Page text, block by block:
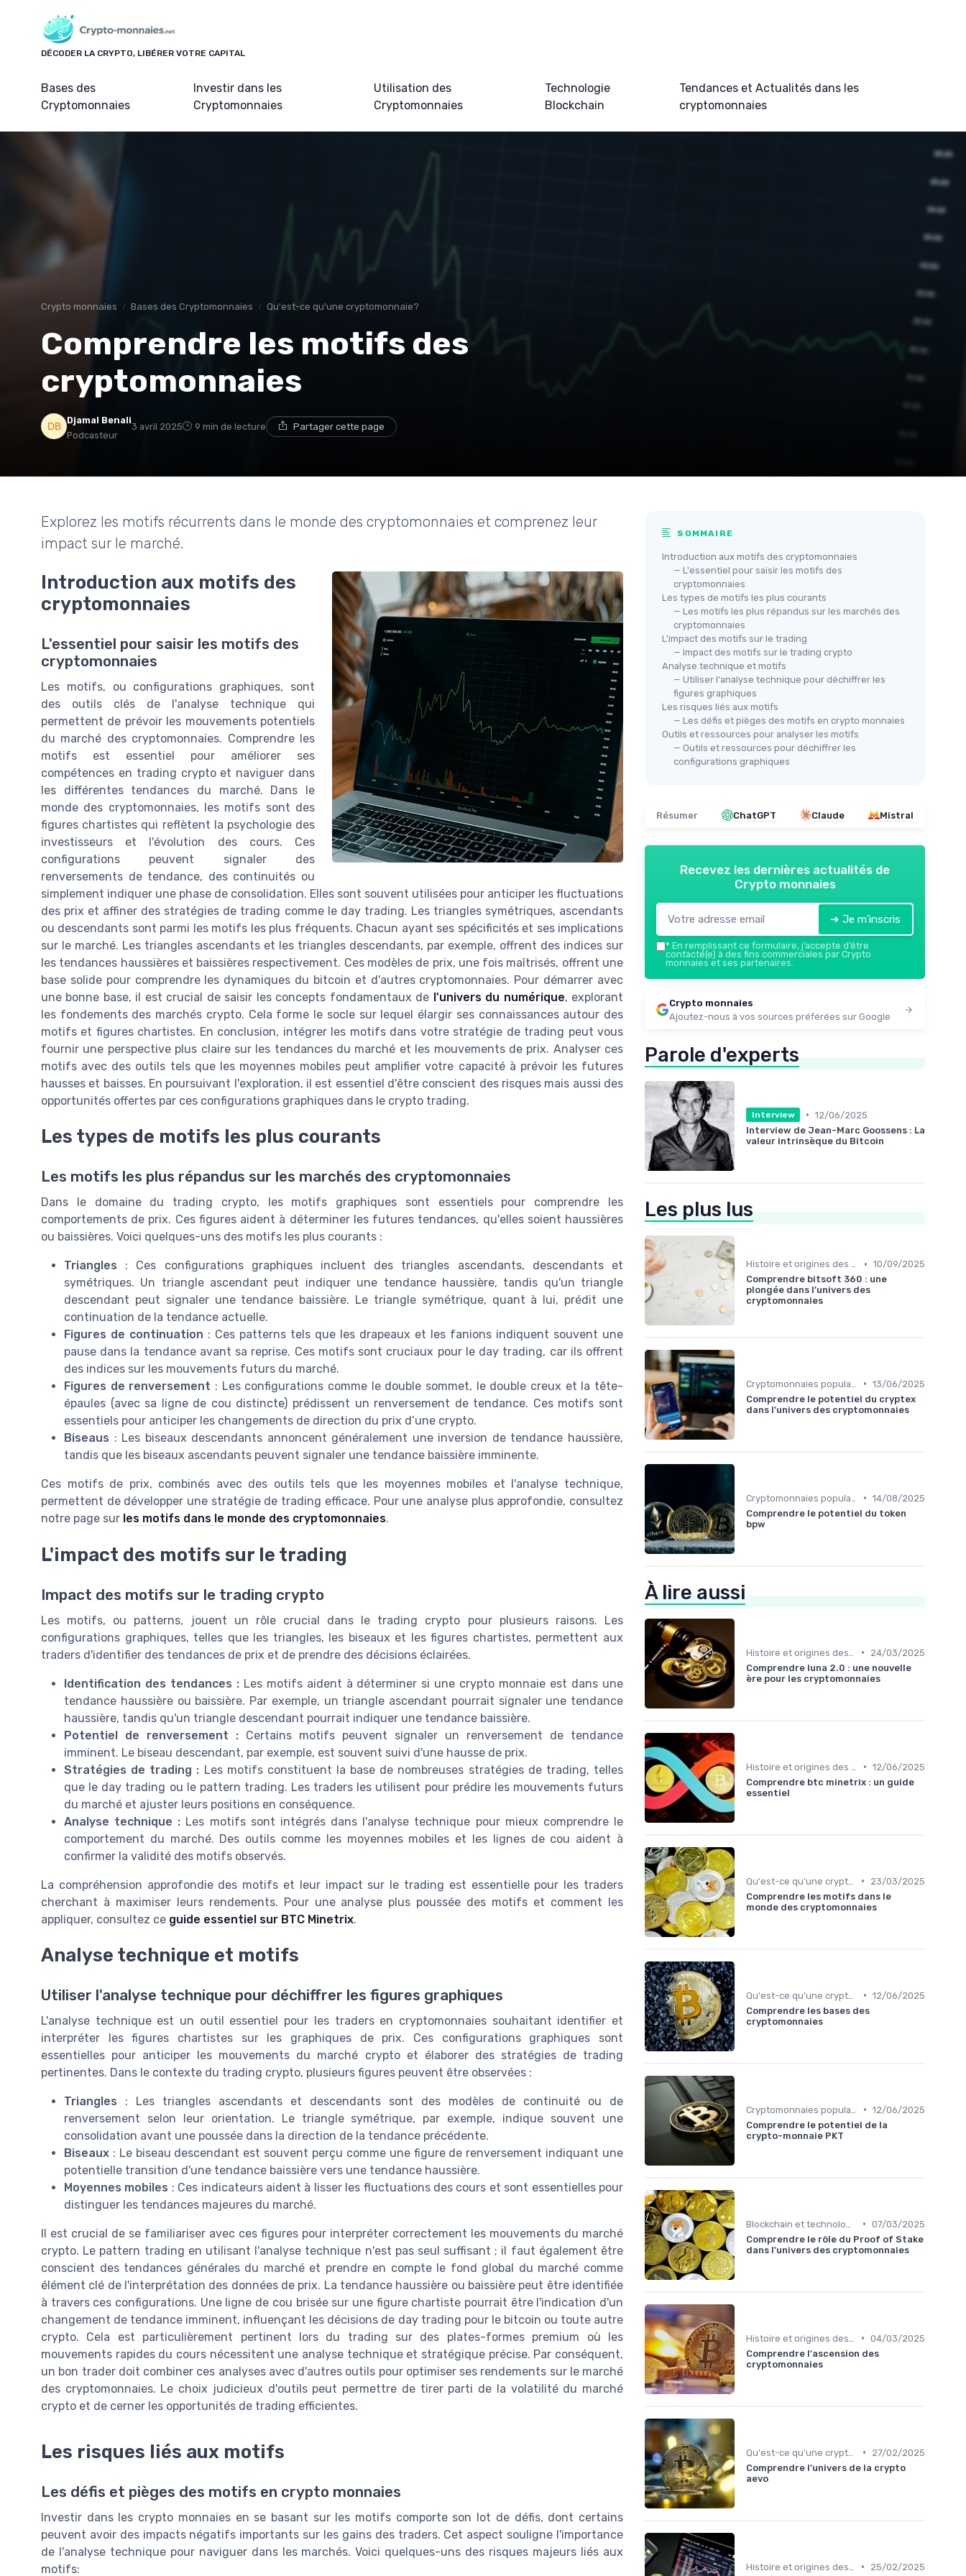
DÉCODER LA CRYPTO, LIBÉRER VOTRE CAPITAL
Bases des
Cryptomonnaies
Investir dans les
Cryptomonnaies
Utilisation des
Cryptomonnaies
Technologie
Blockchain
Tendances et Actualités dans les
cryptomonnaies
Crypto monnaies Bases des Cryptomonnaies Qu'est-ce qu'une cryptomonnaie?
Comprendre les motifs des
cryptomonnaies
Djamal Benali
Podcasteur
3 avril 2025 9 min de lecture Partager cette page
Explorez les motifs récurrents dans le monde des cryptomonnaies et comprenez leur
impact sur le marché.
Introduction aux motifs des
cryptomonnaies
L'essentiel pour saisir les motifs des
cryptomonnaies
Les motifs, ou configurations graphiques, sont
des outils clés de l'analyse technique qui
permettent de prévoir les mouvements potentiels
du marché des cryptomonnaies. Comprendre les
motifs est essentiel pour améliorer ses
compétences en trading crypto et naviguer dans
les différentes tendances du marché. Dans le
monde des cryptomonnaies, les motifs sont des
figures chartistes qui reflètent la psychologie des
investisseurs et l'évolution des cours. Ces
configurations peuvent signaler des
renversements de tendance, des continuités ou
simplement indiquer une phase de consolidation. Elles sont souvent utilisées pour anticiper les fluctuations
des prix et affiner des stratégies de trading comme le day trading. Les triangles symétriques, ascendants
ou descendants sont parmi les motifs les plus fréquents. Chacun ayant ses spécificités et ses implications
sur le marché. Les triangles ascendants et les triangles descendants, par exemple, offrent des indices sur
les tendances haussières et baissières respectivement. Ces modèles de prix, une fois maîtrisés, offrent une
base solide pour comprendre les dynamiques du bitcoin et d'autres cryptomonnaies. Pour démarrer avec
une bonne base, il est crucial de saisir les concepts fondamentaux de l'univers du numérique, explorant
les fondements des marchés crypto. Cela forme le socle sur lequel élargir ses connaissances autour des
motifs et figures chartistes. En conclusion, intégrer les motifs dans votre stratégie de trading peut vous
fournir une perspective plus claire sur les tendances du marché et les mouvements de prix. Analyser ces
motifs avec des outils tels que les moyennes mobiles peut amplifier votre capacité à prévoir les futures
hausses et baisses. En poursuivant l'exploration, il est essentiel d'être conscient des risques mais aussi des
opportunités offertes par ces configurations graphiques dans le crypto trading.
Les types de motifs les plus courants
Les motifs les plus répandus sur les marchés des cryptomonnaies
Dans le domaine du trading crypto, les motifs graphiques sont essentiels pour comprendre les
comportements de prix. Ces figures aident à déterminer les futures tendances, qu'elles soient haussières
ou baissières. Voici quelques-uns des motifs les plus courants :
Triangles : Ces configurations graphiques incluent des triangles ascendants, descendants et
symétriques. Un triangle ascendant peut indiquer une tendance haussière, tandis qu'un triangle
descendant peut signaler une tendance baissière. Le triangle symétrique, quant à lui, prédit une
continuation de la tendance actuelle.
Figures de continuation : Ces patterns tels que les drapeaux et les fanions indiquent souvent une
pause dans la tendance avant sa reprise. Ces motifs sont cruciaux pour le day trading, car ils offrent
des indices sur les mouvements futurs du marché.
Figures de renversement : Les configurations comme le double sommet, le double creux et la tête-
épaules (avec sa ligne de cou distincte) prédissent un renversement de tendance. Ces motifs sont
essentiels pour anticiper les changements de direction du prix d’une crypto.
Biseaus : Les biseaux descendants annoncent généralement une inversion de tendance haussière,
tandis que les biseaux ascendants peuvent signaler une tendance baissière imminente.
Ces motifs de prix, combinés avec des outils tels que les moyennes mobiles et l'analyse technique,
permettent de développer une stratégie de trading efficace. Pour une analyse plus approfondie, consultez
notre page sur les motifs dans le monde des cryptomonnaies.
L'impact des motifs sur le trading
Impact des motifs sur le trading crypto
Les motifs, ou patterns, jouent un rôle crucial dans le trading crypto pour plusieurs raisons. Les
configurations graphiques, telles que les triangles, les biseaux et les figures chartistes, permettent aux
traders d'identifier des tendances de prix et de prendre des décisions éclairées.
Identification des tendances : Les motifs aident à déterminer si une crypto monnaie est dans une
tendance haussière ou baissière. Par exemple, un triangle ascendant pourrait signaler une tendance
haussière, tandis qu'un triangle descendant pourrait indiquer une tendance baissière.
Potentiel de renversement : Certains motifs peuvent signaler un renversement de tendance
imminent. Le biseau descendant, par exemple, est souvent suivi d'une hausse de prix.
Stratégies de trading : Les motifs constituent la base de nombreuses stratégies de trading, telles
que le day trading ou le pattern trading. Les traders les utilisent pour prédire les mouvements futurs
du marché et ajuster leurs positions en conséquence.
Analyse technique : Les motifs sont intégrés dans l'analyse technique pour mieux comprendre le
comportement du marché. Des outils comme les moyennes mobiles et les lignes de cou aident à
confirmer la validité des motifs observés.
La compréhension approfondie des motifs et leur impact sur le trading est essentielle pour les traders
cherchant à maximiser leurs rendements. Pour une analyse plus poussée des motifs et comment les
appliquer, consultez ce guide essentiel sur BTC Minetrix.
Analyse technique et motifs
Utiliser l'analyse technique pour déchiffrer les figures graphiques
L'analyse technique est un outil essentiel pour les traders en cryptomonnaies souhaitant identifier et
interpréter les figures chartistes sur les graphiques de prix. Ces configurations graphiques sont
essentielles pour anticiper les mouvements du marché crypto et élaborer des stratégies de trading
pertinentes. Dans le contexte du trading crypto, plusieurs figures peuvent être observées :
Triangles : Les triangles ascendants et descendants sont des modèles de continuité ou de
renversement selon leur orientation. Le triangle symétrique, par exemple, indique souvent une
consolidation avant une poussée dans la direction de la tendance précédente.
Biseaux : Le biseau descendant est souvent perçu comme une figure de renversement indiquant une
potentielle transition d'une tendance baissière vers une tendance haussière.
Moyennes mobiles : Ces indicateurs aident à lisser les fluctuations des cours et sont essentielles pour
distinguer les tendances majeures du marché.
Il est crucial de se familiariser avec ces figures pour interpréter correctement les mouvements du marché
crypto. Le pattern trading en utilisant l'analyse technique n'est pas seul suffisant ; il faut également être
conscient des tendances générales du marché et prendre en compte le fond global du marché comme
élément clé de l'interprétation des données de prix. La tendance haussière ou baissière peut être identifiée
à travers ces configurations. Une ligne de cou brisée sur une figure chartiste pourrait être l'indication d'un
changement de tendance imminent, influençant les décisions de day trading pour le bitcoin ou toute autre
crypto. Cela est particulièrement pertinent lors du trading sur des plates-formes premium où les
mouvements rapides du cours nécessitent une analyse technique et stratégique précise. Par conséquent,
un bon trader doit combiner ces analyses avec d'autres outils pour optimiser ses rendements sur le marché
des cryptomonnaies. Le choix judicieux d'outils peut permettre de tirer parti de la volatilité du marché
crypto et de cerner les opportunités de trading efficientes.
Les risques liés aux motifs
Les défis et pièges des motifs en crypto monnaies
Investir dans les crypto monnaies en se basant sur les motifs comporte son lot de défis, dont certains
peuvent avoir des impacts négatifs importants sur les gains des traders. Cet aspect souligne l'importance
de l'analyse technique pour naviguer dans les marchés. Voici quelques-uns des risques majeurs liés aux
motifs:
SOMMAIRE
Introduction aux motifs des cryptomonnaies
— L'essentiel pour saisir les motifs des
cryptomonnaies
Les types de motifs les plus courants
— Les motifs les plus répandus sur les marchés des
cryptomonnaies
L'impact des motifs sur le trading
— Impact des motifs sur le trading crypto
Analyse technique et motifs
— Utiliser l'analyse technique pour déchiffrer les
figures graphiques
Les risques liés aux motifs
— Les défis et pièges des motifs en crypto monnaies
Outils et ressources pour analyser les motifs
— Outils et ressources pour déchiffrer les
configurations graphiques
Résumer ChatGPT Claude Mistral
Recevez les dernières actualités de
Crypto monnaies
➔ Je m'inscris
* En remplissant ce formulaire, j’accepte d’être
contacté(e) à des fins commerciales par Crypto
monnaies et ses partenaires.
Crypto monnaies
Ajoutez-nous à vos sources préférées sur Google
Parole d'experts
Interview • 12/06/2025
Interview de Jean-Marc Goossens : La
valeur intrinsèque du Bitcoin
Les plus lus
Histoire et origines des cryptomonnaies • 10/09/2025
Comprendre bitsoft 360 : une
plongée dans l'univers des
cryptomonnaies
• 13/06/2025
Comprendre le potentiel du cryptex
dans l'univers des cryptomonnaies
• 14/08/2025
Comprendre le potentiel du token
bpw
À lire aussi
•
24/03/2025
Comprendre luna 2.0 : une nouvelle
ère pour les cryptomonnaies
• 12/06/2025
Comprendre btc minetrix : un guide
essentiel
•
23/03/2025
Comprendre les motifs dans le
monde des cryptomonnaies
• 12/06/2025
Comprendre les bases des
cryptomonnaies
• 12/06/2025
Comprendre le potentiel de la
crypto-monnaie PKT
• 07/03/2025
Comprendre le rôle du Proof of Stake
dans l'univers des cryptomonnaies
• 04/03/2025
Comprendre l'ascension des
cryptomonnaies
•
27/02/2025
Comprendre l'univers de la crypto
aevo
• 25/02/2025